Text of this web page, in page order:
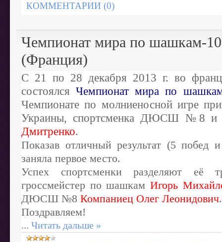
КОММЕНТАРИИ (0)
Чемпионат мира по шашкам-
(Франция)
С 21 по 28 декабря 2013 г. во
состоялсяЧемпионат мира по
Чемпионате по молниеносной игре
Украины, спортсменка ДЮСШ №8
Дмитренко.
Показав отличный результат (5 побед
заняла первое место.
Успех спортсменки разделяют её
гроссмейстер по шашкамИгорь
ДЮСШ №8 Компаниец Олег Леонидович.
Поздравляем!
... Читать дальше »